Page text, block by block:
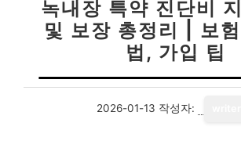
녹내장 특약 진단비
및 보장 총정리 | 보
법, 가입 팁
2026-01-13 작성자: